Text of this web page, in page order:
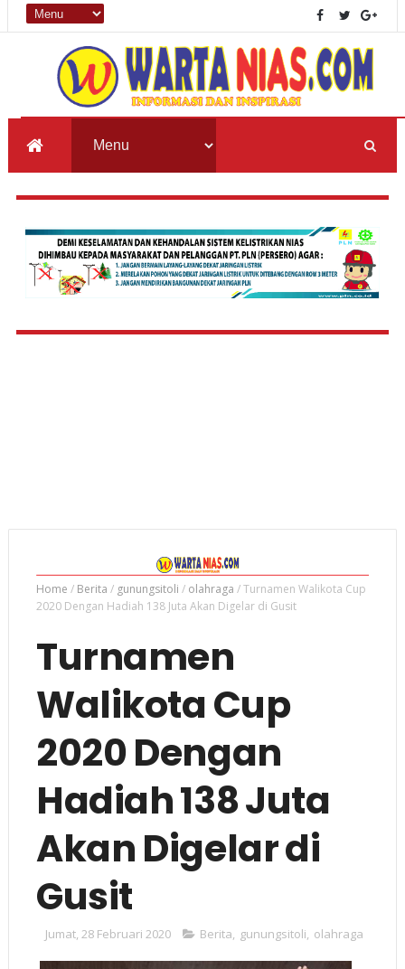
Home / Berita / gunungsitoli / olahraga /Turnamen Walikota Cup
2020 Dengan Hadiah 138 Juta Akan Digelar di Gusit
Turnamen
Walikota Cup
2020 Dengan
Hadiah 138 Juta
Akan Digelar di
Gusit
Jumat, 28 Februari 2020 Berita, gunungsitoli, olahraga